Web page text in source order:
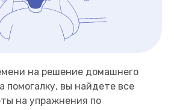
на решение домашнего
помогалку, вы найдете все
на упражнения по